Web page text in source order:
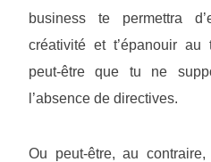
business te permettra
créativité et t’épanouir au
peut-être que tu ne
l’absence de directives.
Ou peut-être, au